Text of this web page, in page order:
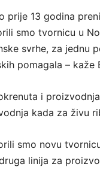
prije 13 godina
smo tvornicu u
svrhe, za jednu
pomagala – kaže
i
kada za živu
smo novu
linija za